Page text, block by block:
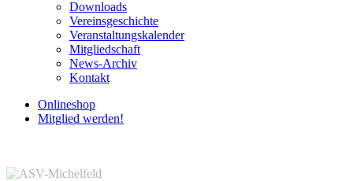
Downloads
Vereinsgeschichte
Veranstaltungskalender
Mitgliedschaft
News-Archiv
Kontakt
Onlineshop
Mitglied werden!